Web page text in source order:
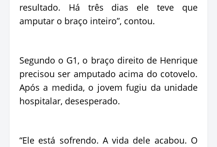
resultado. Há três dias ele teve que
amputar o braço inteiro”, contou.
Segundo o G1, o braço direito de Henrique
precisou ser amputado acima do cotovelo.
Após a medida, o jovem fugiu da unidade
hospitalar, desesperado.
“Ele está sofrendo. A vida dele acabou. O